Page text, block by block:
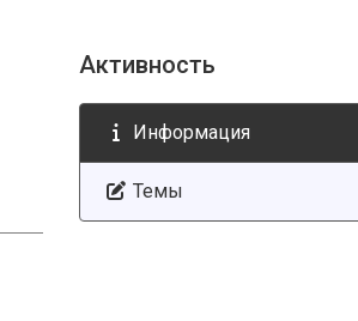
Активность
Информация
Темы